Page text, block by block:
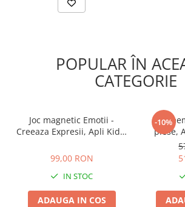
POPULAR ÎN
CATEGORIE
Joc magnetic Emotii -
Creeaza Expresii, Apli Kids,
99,00 RON
IN STOC
ADAUGA IN COS
-10%
Joc
piese,